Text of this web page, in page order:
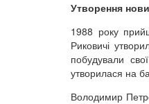
Утворення
1988 року
Риковичі
побудували
утворилася на
Володимир